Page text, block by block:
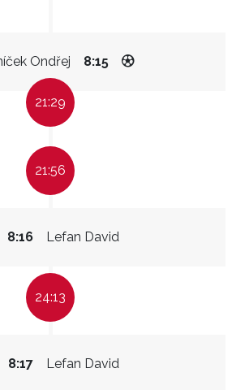
Ondřej 8:15
21:29
21:56
Lefan David
8:16
24:13
Lefan David
8:17